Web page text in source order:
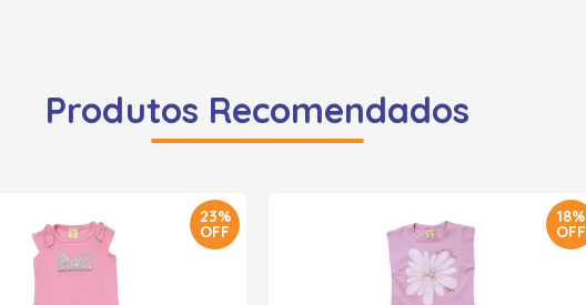
Produtos Recomendados
23%
OFF
18%
OFF